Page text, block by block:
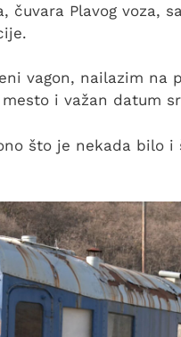
čuvara Plavog voza,
vagon, nailazim na
i važan datum
što je nekada bilo